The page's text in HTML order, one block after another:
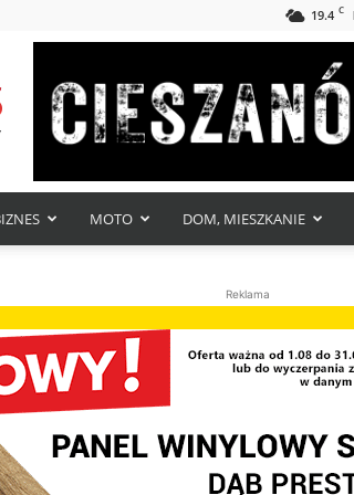
19.4 C
MOTO DOM, MIESZKANIE
Reklama